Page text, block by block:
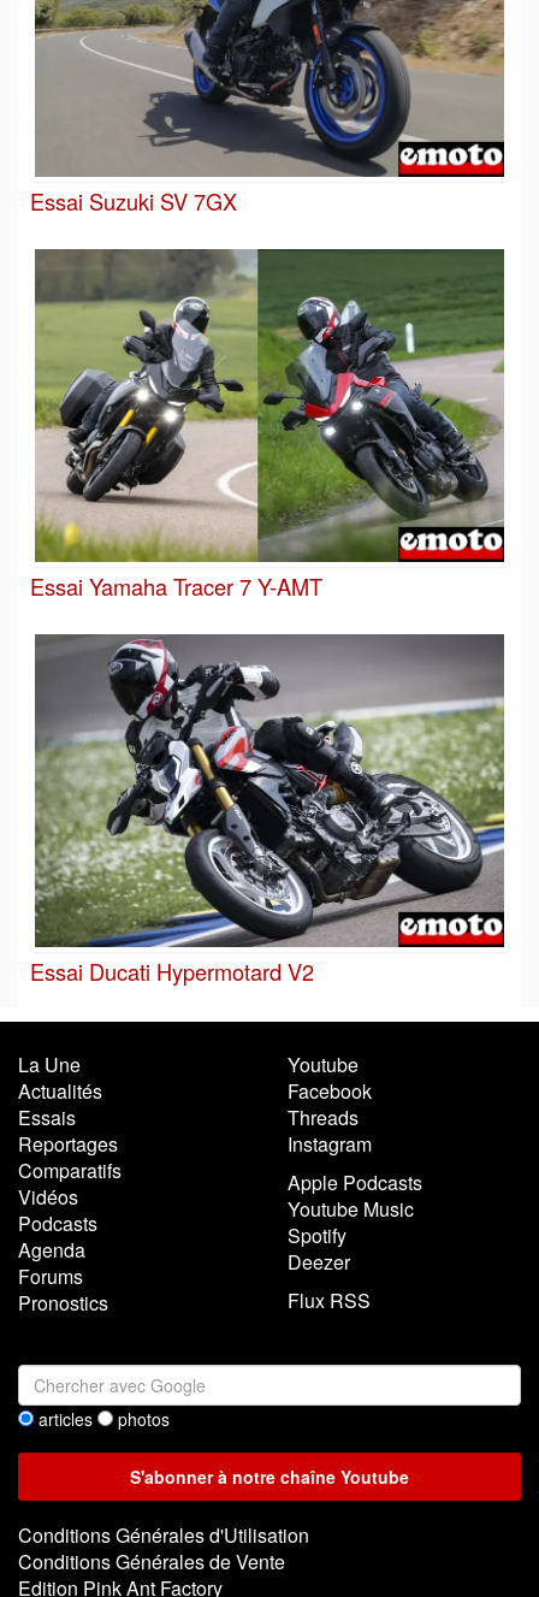
Essai Suzuki SV 7GX
Essai Yamaha Tracer 7 Y-AMT
Essai Ducati Hypermotard V2
La Une
Actualités
Essais
Reportages
Comparatifs
Vidéos
Podcasts
Agenda
Forums
Pronostics
Youtube
Facebook
Threads
Instagram
Apple Podcasts
Youtube Music
Spotify
Deezer
Flux RSS
articles photos
Conditions Générales d'Utilisation
Conditions Générales de Vente
Edition Pink Ant Factory